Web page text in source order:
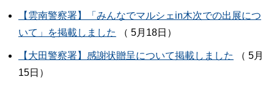
【雲南警察署】「みんなでマルシェin木次での出展につ
いて」を掲載しました
（ 5月18日）
【大田警察署】感謝状贈呈について掲載しました
（ 5月
15日）